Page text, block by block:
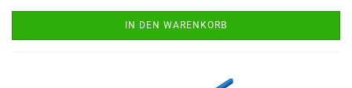
IN DEN WARENKORB